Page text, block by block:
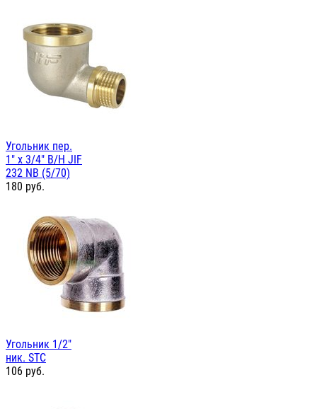
Угольник пер.
1" х 3/4" В/Н JIF
232 NB (5/70)
180 руб.
Угольник 1/2"
ник. STC
106 руб.